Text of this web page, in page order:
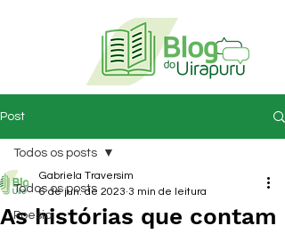
Post
Todos os posts
Poesia
Todos os posts
As histórias que contam
Gabriela Traversim
6 de jun. de 2023 3 min de leitura